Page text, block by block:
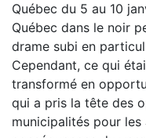
Québec du 5 au 10
Québec dans le noir
drame subi en
Cependant, ce qui
transformé en
qui a pris la tête des
municipalités pour